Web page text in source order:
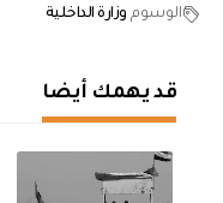
الوسوم وزارة الداخلية
قد يهمك أيضا